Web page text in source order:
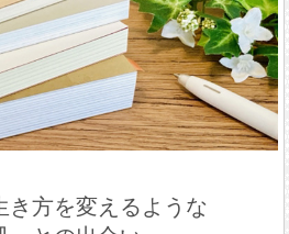
き方を変えるような